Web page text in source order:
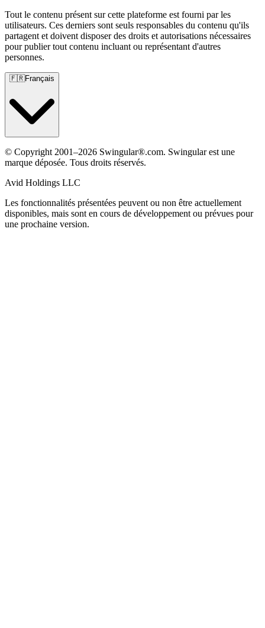
Tout le contenu présent sur cette plateforme est fourni par les
utilisateurs. Ces derniers sont seuls responsables du contenu qu'ils
partagent et doivent disposer des droits et autorisations nécessaires
pour publier tout contenu incluant ou représentant d'autres
personnes.
🇫🇷Français
© Copyright 2001–2026 Swingular®.com. Swingular est une
marque déposée. Tous droits réservés.
Avid Holdings LLC
Les fonctionnalités présentées peuvent ou non être actuellement
disponibles, mais sont en cours de développement ou prévues pour
une prochaine version.